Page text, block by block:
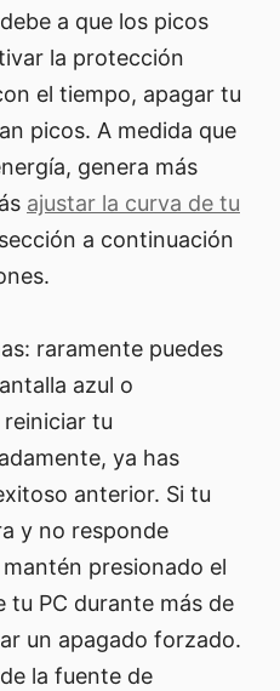
a que los picos
la protección
el tiempo, apagar tu
picos. A medida que
genera más
ajustar la curva de tu
a continuación
raramente puedes
azul o
tu
ya has
anterior. Si tu
y no responde
presionado el
tu PC durante más de
un apagado forzado.
la fuente de